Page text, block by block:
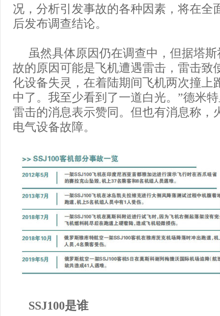
况，分析引发事故的各种因素，将在全
后发布调查结论。
虽然具体原因仍在调查中，但据塔
故的原因可能是飞机遭遇雷击，雷击致
化设备失灵，在着陆期间飞机两次撞上
中了。我至少看到了一道白光。”德米
雷击的消息表示赞同。但也有消息称，
电气设备故障。
SSJ100是谁